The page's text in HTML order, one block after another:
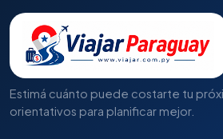
Estimá cuánto puede costarte tu
orientativos para planificar mejor.